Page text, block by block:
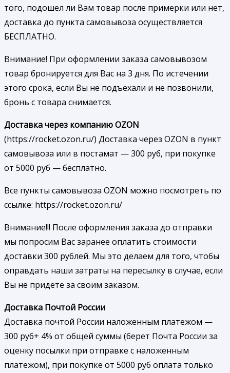
того, подошел ли Вам товар после примерки или нет,
доставка до пункта самовывоза осуществляется
БЕСПЛАТНО.
Внимание! При оформлении заказа самовывозом
товар бронируется для Вас на 3 дня. По истечении
этого срока, если Вы не подъехали и не позвонили,
бронь с товара снимается.
Доставка через компанию OZON
(https://rocket.ozon.ru/) Доставка через OZON в пункт
самовывоза или в постамат — 300 руб, при покупке
от 5000 руб — бесплатно.
Все пункты самовывоза OZON можно посмотреть по
ссылке: https://rocket.ozon.ru/
Внимание!!! После оформления заказа до отправки
мы попросим Вас заранее оплатить стоимости
доставки 300 рублей. Мы это делаем для того, чтобы
оправдать наши затраты на пересылку в случае, если
Вы не придете за своим заказом.
Доставка Почтой России
Доставка почтой России наложенным платежом —
300 руб+ 4% от общей суммы (берет Почта России за
оценку посылки при отправке с наложенным
платежом), при покупке от 5000 руб оплата только